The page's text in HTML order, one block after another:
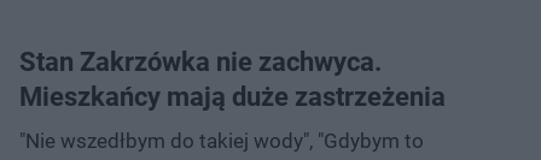
Stan Zakrzówka nie zachwyca.
Mieszkańcy mają duże zastrzeżenia
"Nie wszedłbym do takiej wody", "Gdybym to